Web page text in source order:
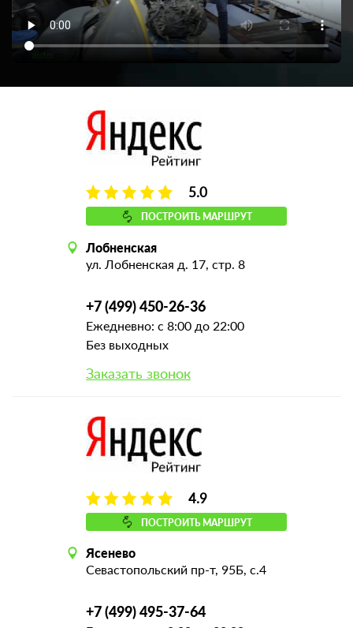
5.0
ПОСТРОИТЬ МАРШРУТ
Лобненская
ул. Лобненская д. 17, стр. 8
+7 (499) 450-26-36
Ежедневно: с 8:00 до 22:00
Без выходных
Заказать звонок
4.9
ПОСТРОИТЬ МАРШРУТ
Ясенево
Севастопольский пр-т, 95Б, с.4
+7 (499) 495-37-64